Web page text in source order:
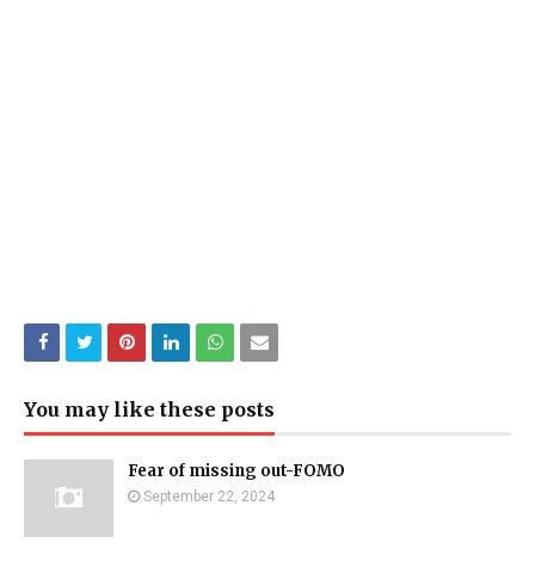
You may like these posts
Fear of missing out-FOMO
September 22, 2024